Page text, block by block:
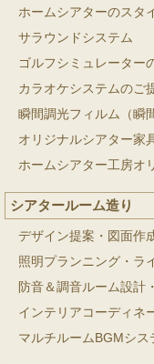
ホームシアターのスタ
サラウンドシステム
ゴルフシミュレーター
カラオケシステムのご
瞬間調光フィルム（瞬
オリジナルシアター家
ホームシアター工房オ
シアタールーム造り
デザイン提案・図面作
照明プランニング・ラ
防音＆調音ルーム設計
インテリアコーディネ
マルチルームBGMシス